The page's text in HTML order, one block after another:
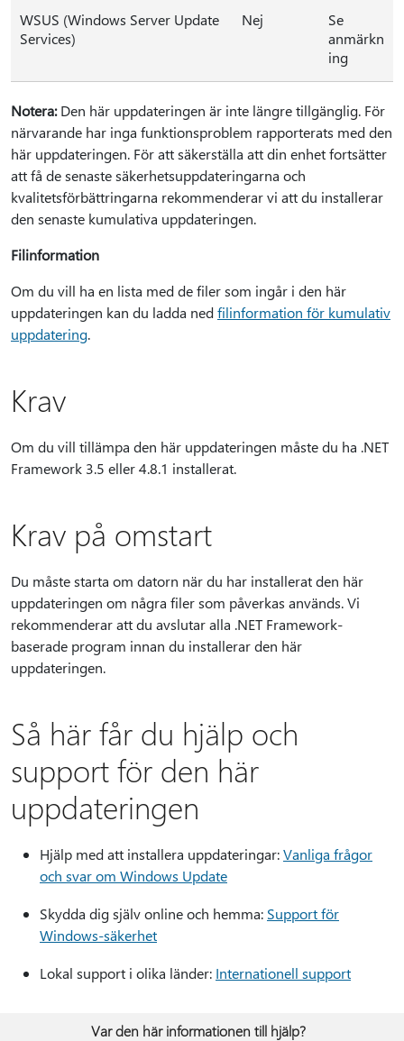
WSUS (Windows Server Update
Services)
Nej
Se
anmärkn
ing
Notera:Den här uppdateringen är inte längre tillgänglig. För
närvarande har inga funktionsproblem rapporterats med den
här uppdateringen. För att säkerställa att din enhet fortsätter
att få de senaste säkerhetsuppdateringarna och
kvalitetsförbättringarna rekommenderar vi att du installerar
den senaste kumulativa uppdateringen.
Filinformation
Om du vill ha en lista med de filer som ingår i den här
uppdateringen kan du ladda nedfilinformation för kumulativ
uppdatering.
Krav
Om du vill tillämpa den här uppdateringen måste du ha .NET
Framework 3.5 eller 4.8.1 installerat.
Krav på omstart
Du måste starta om datorn när du har installerat den här
uppdateringen om några filer som påverkas används. Vi
rekommenderar att du avslutar alla .NET Framework-
baserade program innan du installerar den här
uppdateringen.
Så här får du hjälp och
support för den här
uppdateringen
Hjälp med att installera uppdateringar:Vanliga frågor
och svar om Windows Update
Skydda dig själv online och hemma: Support för
Windows-säkerhet
Lokal support i olika länder: Internationell support
Var den här informationen till hjälp?